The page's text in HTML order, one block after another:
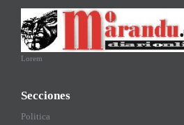
Lorem
Secciones
Politica